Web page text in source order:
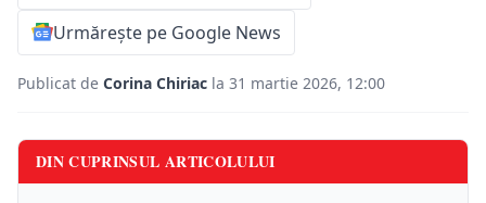
Urmărește pe Google News
Publicat de Corina Chiriac la 31 martie 2026, 12:00
DIN CUPRINSUL ARTICOLULUI